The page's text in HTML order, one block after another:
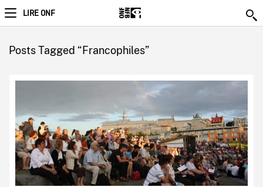
LIRE ONF
Posts Tagged “Francophiles”